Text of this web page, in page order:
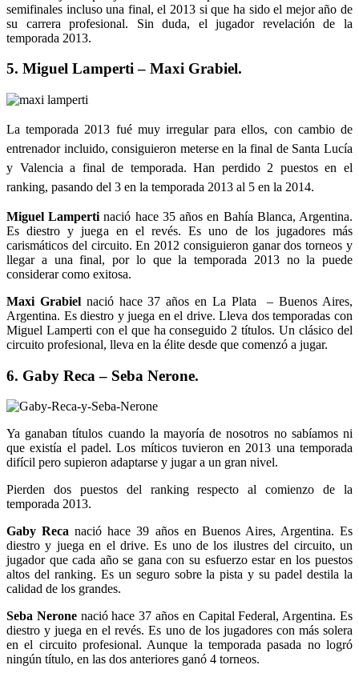
semifinales incluso una final, el 2013 si que ha sido el mejor año de
su carrera profesional. Sin duda, el jugador revelación de la
temporada 2013.
5. Miguel Lamperti – Maxi Grabiel.
La temporada 2013 fué muy irregular para ellos, con cambio de
entrenador incluido, consiguieron meterse en la final de Santa Lucía
y Valencia a final de temporada. Han perdido 2 puestos en el
ranking, pasando del 3 en la temporada 2013 al 5 en la 2014.
Miguel Lamperti nació hace 35 años en Bahía Blanca, Argentina.
Es diestro y juega en el revés. Es uno de los jugadores más
carismáticos del circuito. En 2012 consiguieron ganar dos torneos y
llegar a una final, por lo que la temporada 2013 no la puede
considerar como exitosa.
Maxi Grabielnació hace 37 años en La Plata – Buenos Aires,
Argentina. Es diestro y juega en el drive. Lleva dos temporadas con
Miguel Lamperti con el que ha conseguido 2 títulos. Un clásico del
circuito profesional, lleva en la élite desde que comenzó a jugar.
6. Gaby Reca – Seba Nerone.
Ya ganaban títulos cuando la mayoría de nosotros no sabíamos ni
que existía el padel. Los míticos tuvieron en 2013 una temporada
difícil pero supieron adaptarse y jugar a un gran nivel.
Pierden dos puestos del ranking respecto al comienzo de la
temporada 2013.
Gaby Reca nació hace 39 años en Buenos Aires, Argentina. Es
diestro y juega en el drive. Es uno de los ilustres del circuito, un
jugador que cada año se gana con su esfuerzo estar en los puestos
altos del ranking. Es un seguro sobre la pista y su padel destila la
calidad de los grandes.
Seba Neronenació hace 37 años en Capital Federal, Argentina. Es
diestro y juega en el revés. Es uno de los jugadores con más solera
en el circuito profesional. Aunque la temporada pasada no logró
ningún título, en las dos anteriores ganó 4 torneos.